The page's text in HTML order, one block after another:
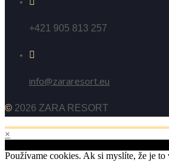
+421 905 813 257
info@zararesort.eu
© 2026 ZARA RESORT
×
Používame cookies. Ak si myslíte, že je